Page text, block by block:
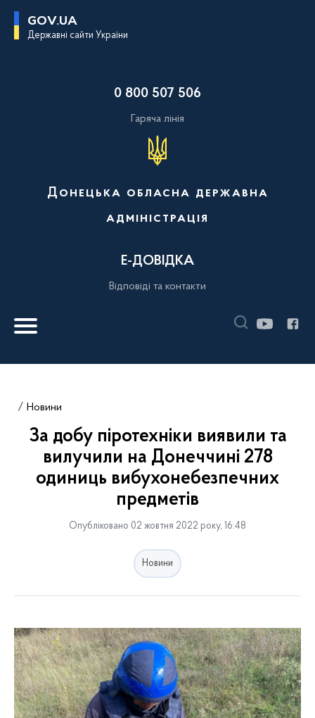
GOV.UA
Державні сайти України
0 800 507 506
Гаряча лінія
Донецька обласна державна
адміністрація
Е-ДОВІДКА
Відповіді та контакти
Новини
За добу піротехніки виявили та
вилучили на Донеччині 278
одиниць вибухонебезпечних
предметів
Опубліковано 02 жовтня 2022 року, 16:48
Новини